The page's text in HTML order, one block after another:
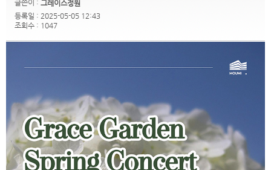
오시는 길
글쓴이 : 그레이스정원
등록일 : 2025-05-05 12:43
조회수 : 1047